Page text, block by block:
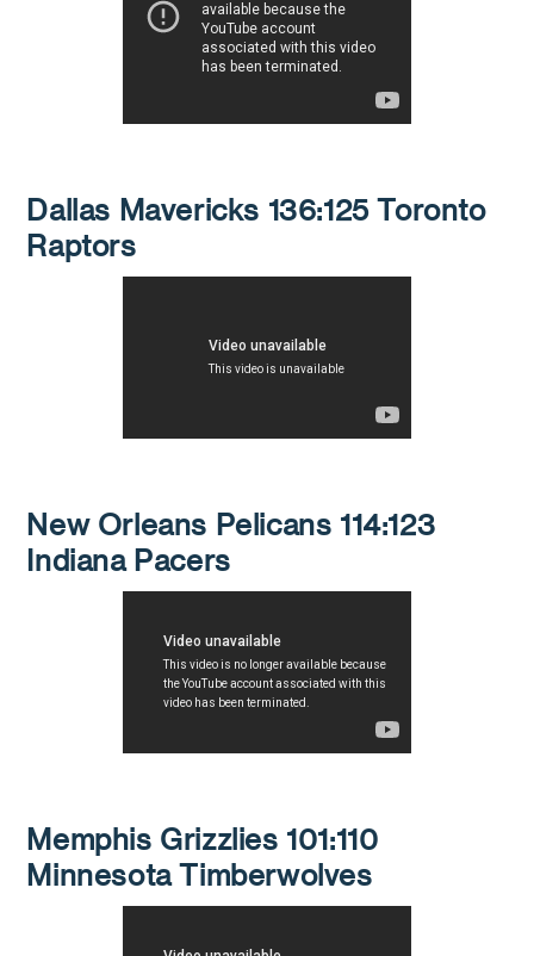
Dallas Mavericks 136:125 Toronto
Raptors
New Orleans Pelicans 114:123
Indiana Pacers
Memphis Grizzlies 101:110
Minnesota Timberwolves